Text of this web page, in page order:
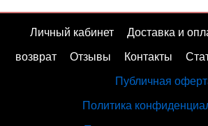
Личный кабинет Доставка и
возврат Отзывы Контакты
Публичная
Политика